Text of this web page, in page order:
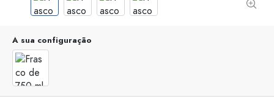
A sua configuração